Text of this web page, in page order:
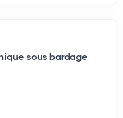
sous bardage